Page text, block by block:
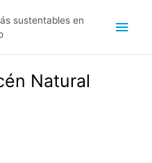
sustentables en
Natural